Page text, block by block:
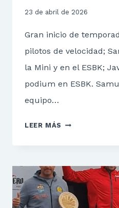
23 de abril de 2026
Gran inicio de
pilotos de velocidad;
la Mini y en el ESBK;
podium en ESBK.
equipo…
LEER MÁS INICIO
SANTI
IGLESIAS,
JAVIER